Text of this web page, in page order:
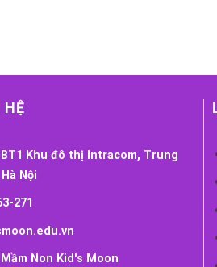
HỆ
Khu đô thị Intracom, Trung
Nội
271
Non Kid's Moon